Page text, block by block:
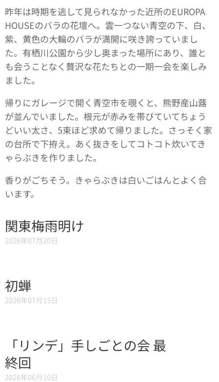
昨年は時期を逃して見られなかった近所のEUROPA
HOUSEのバラの花壇へ。雲一つない青空の下、白、
紫、黄色の大輪のバラが満開に咲き誇っていまし
た。有栖川公園から少し奥まった場所にあり、誰と
も会うことなく贅沢な花たちとの一期一会を楽しみ
ました。
帰りにガレージで開く青空市を覗くと、熊野産山蕗
が並んでいました。根元が赤みを帯びていてちょう
どいい太さ、5束ほど求めて帰りました。さっそく家
の台所で下拵え。あく抜きをしてコトコト炊いてき
ゃらぶきを作りました。
香りがごちそう。きゃらぶきは白いごはんとよく合
います。
関東梅雨明け
2026年07月20日
初蝉
2026年07月15日
「リンデ」手しごとの会 最
終回
2026年06月10日